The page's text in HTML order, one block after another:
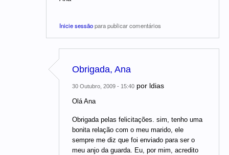
Inicie sessãopara publicar comentários
Obrigada, Ana
30 Outubro, 2009 - 15:40 por ldias
Olá Ana
Obrigada pelas felicitações. sim, tenho uma
bonita relação com o meu marido, ele
sempre me diz que foi enviado para ser o
meu anjo da guarda. Eu, por mim, acredito